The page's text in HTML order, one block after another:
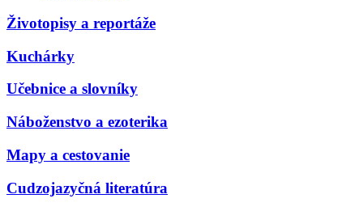
Životopisy a reportáže
Kuchárky
Učebnice a slovníky
Náboženstvo a ezoterika
Mapy a cestovanie
Cudzojazyčná literatúra